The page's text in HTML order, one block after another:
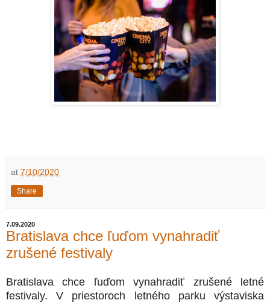
at 7/10/2020
Share
7.09.2020
Bratislava chce ľuďom vynahradiť
zrušené festivaly
Bratislava chce ľuďom vynahradiť zrušené letné
festivaly. V priestoroch letného parku výstaviska